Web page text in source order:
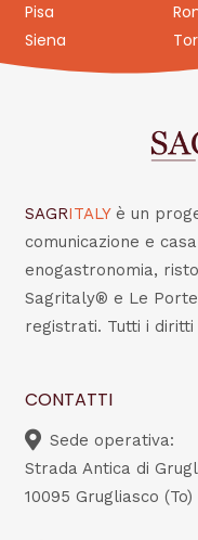
Pisa
Siena
SAGRITALY è un
comunicazione e
enogastronomia,
Sagritaly® e Le
registrati. Tutti i
CONTATTI
Sede operativa:
Strada Antica di
10095 Grugliasco (To)